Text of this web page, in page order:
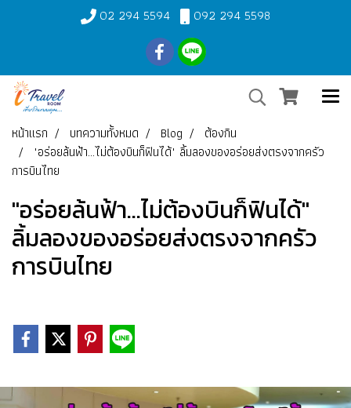
02 294 5594 092 294 5598
หน้าแรก บทความทั้งหมด Blog
ต้องกิน
"อร่อยล้นฟ้า...ไม่ต้องบินก็ฟินได้" ลิ้มลองของอร่อยส่งตรงจากครัว
การบินไทย
"อร่อยล้นฟ้า...ไม่ต้องบินก็ฟินได้"
ลิ้มลองของอร่อยส่งตรงจากครัว
การบินไทย